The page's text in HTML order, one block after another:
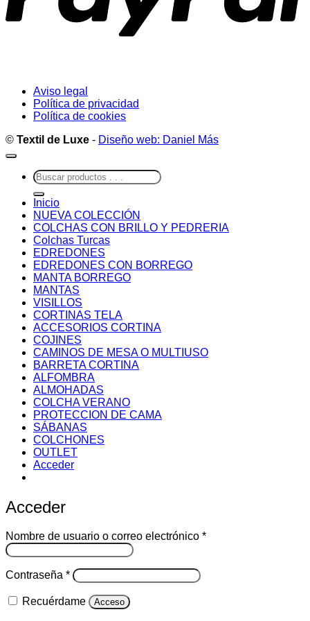
Aviso legal
Política de privacidad
Política de cookies
© Textil de Luxe - Diseño web: Daniel Más
Buscar
por:
Inicio
NUEVA COLECCIÓN
COLCHAS CON BRILLO Y PEDRERIA
Colchas Turcas
EDREDONES
EDREDONES CON BORREGO
MANTA BORREGO
MANTAS
VISILLOS
CORTINAS TELA
ACCESORIOS CORTINA
COJINES
CAMINOS DE MESA O MULTIUSO
BARRETA CORTINA
ALFOMBRA
ALMOHADAS
COLCHA VERANO
PROTECCION DE CAMA
SÁBANAS
COLCHONES
OUTLET
Acceder
Acceder
Nombre de usuario o correo electrónico *Obligatorio
Contraseña *Obligatorio
Recuérdame Acceso